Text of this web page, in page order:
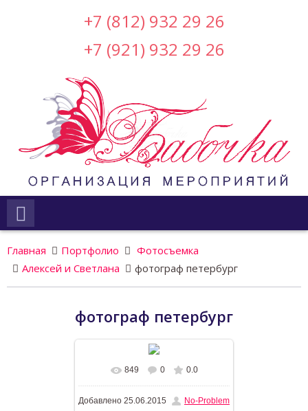
+7 (812) 932 29 26
+7 (921) 932 29 26
Главная Портфолио
Фотосъемка
Алексей и Светлана
фотограф петербург
фотограф петербург
В реальном размере 1196x768
968.7Kb
849 0 0.0
Добавлено 25.06.2015 No-Problem